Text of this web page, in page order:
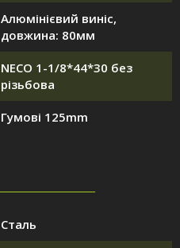
Алюмінієвий виніс,
довжина: 80мм
NECO 1-1/8*44*30 без
різьбова
Гумові 125mm
Сталь